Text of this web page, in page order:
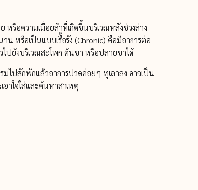
หรือความเมื่อยล้าที่เกิดขึ้นบริเวณหลังช่วงล่าง
น หรือเป็นแบบเรื้อรัง (Chronic) คือมีอาการต่อ
ปยังบริเวณสะโพก ต้นขา หรือปลายขาได้
ไปสักพักแล้วอาการปวดค่อยๆ ทุเลาลง อาจเป็น
าใจใส่และค้นหาสาเหตุ